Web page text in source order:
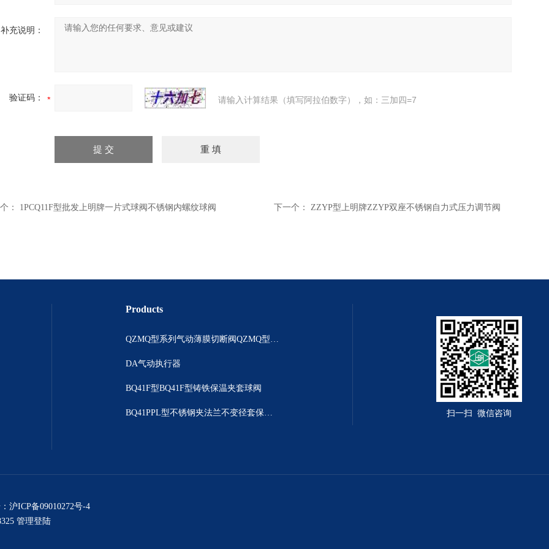
补充说明：
验证码： 请输入计算结果（填写阿拉伯数字），如：三加四=7
： 1PCQ11F型批发上明牌一片式球阀不锈钢内螺纹球阀 下一个： ZZYP型上明牌ZZYP双座不锈钢自力式压力调节阀
Products
QZMQ型系列气动薄膜切断阀QZMQ型系列气动薄膜切断阀
DA气动执行器
BQ41F型BQ41F型铸铁保温夹套球阀
BQ41PPL型不锈钢夹法兰不变径套保温球阀 扫一扫 微信咨询
沪ICP备09010272号-4
管理登陆